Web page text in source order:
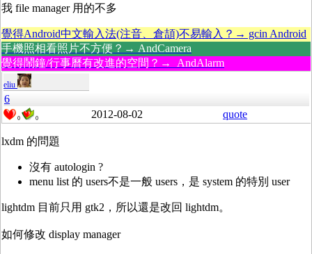
我 file manager 用的不多
覺得Android中文輸入法(注音、倉頡)不易輸入？→ gcin Android
手機照相看照片不方便？→ AndCamera
覺得鬧鐘/行事曆有改進的空間？→ AndAlarm
eliu
6
0 0 2012-08-02 quote
lxdm 的問題
沒有 autologin ?
menu list 的 users不是一般 users，是 system 的特別 user
lightdm 目前只用 gtk2，所以還是改回 lightdm。
如何修改 display manager